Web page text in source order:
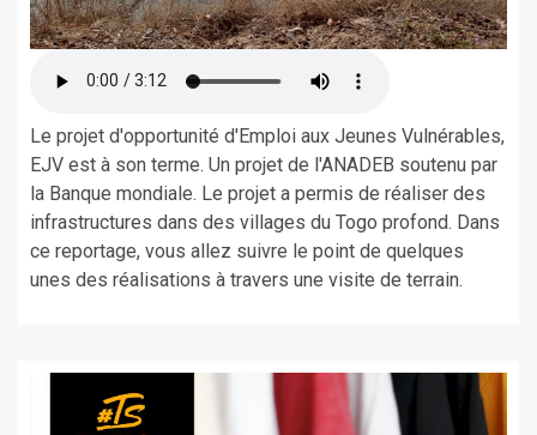
Le projet d'opportunité d'Emploi aux Jeunes Vulnérables,
EJV est à son terme. Un projet de l'ANADEB soutenu par
la Banque mondiale. Le projet a permis de réaliser des
infrastructures dans des villages du Togo profond. Dans
ce reportage, vous allez suivre le point de quelques
unes des réalisations à travers une visite de terrain.